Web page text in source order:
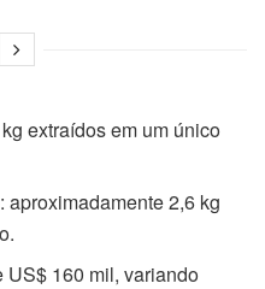
extraídos em um único
: aproximadamente 2,6 kg
US$ 160 mil, variando